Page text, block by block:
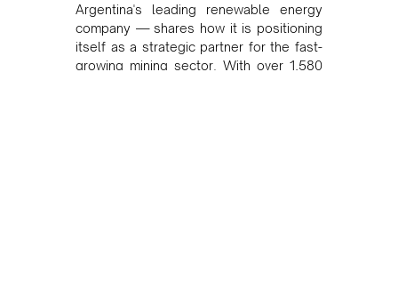
Argentina's leading renewable energy
company — shares how it is positioning
itself as a strategic partner for the fast-
growing mining sector. With over 1,580